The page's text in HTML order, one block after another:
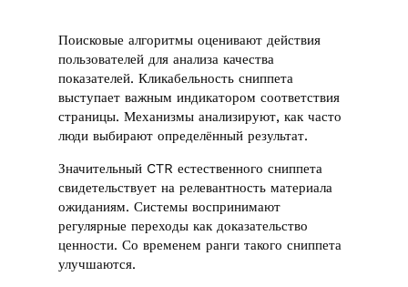
Поисковые алгоритмы оценивают действия
пользователей для анализа качества
показателей. Кликабельность сниппета
выступает важным индикатором соответствия
страницы. Механизмы анализируют, как часто
люди выбирают определённый результат.
Значительный CTR естественного сниппета
свидетельствует на релевантность материала
ожиданиям. Системы воспринимают
регулярные переходы как доказательство
ценности. Со временем ранги такого сниппета
улучшаются.